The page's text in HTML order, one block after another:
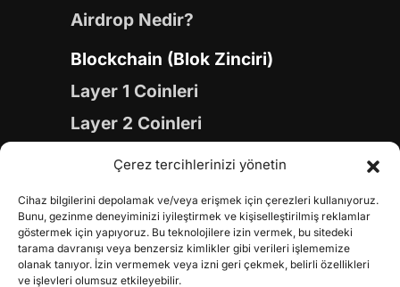
Çerez tercihlerinizi yönetin
Cihaz bilgilerini depolamak ve/veya erişmek için çerezleri kullanıyoruz.
Bunu, gezinme deneyiminizi iyileştirmek ve kişiselleştirilmiş reklamlar
göstermek için yapıyoruz. Bu teknolojilere izin vermek, bu sitedeki
tarama davranışı veya benzersiz kimlikler gibi verileri işlememize
olanak tanıyor. İzin vermemek veya izni geri çekmek, belirli özellikleri
ve işlevleri olumsuz etkileyebilir.
Airdrop Nedir?
Blockchain (Blok Zinciri)
Layer 1 Coinleri
Layer 2 Coinleri
Yapay Zeka (AI) Coinleri
Gaming Coinleri
RWA Coinleri